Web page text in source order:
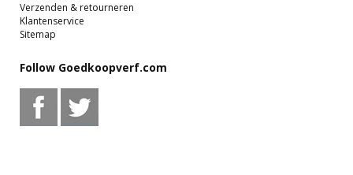
Verzenden & retourneren
Klantenservice
Sitemap
Follow Goedkoopverf.com